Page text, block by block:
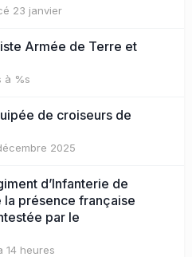
23 janvier
Armée de Terre et
à %s
de croiseurs de
2025
d’Infanterie de
la présence française
par le
14 heures